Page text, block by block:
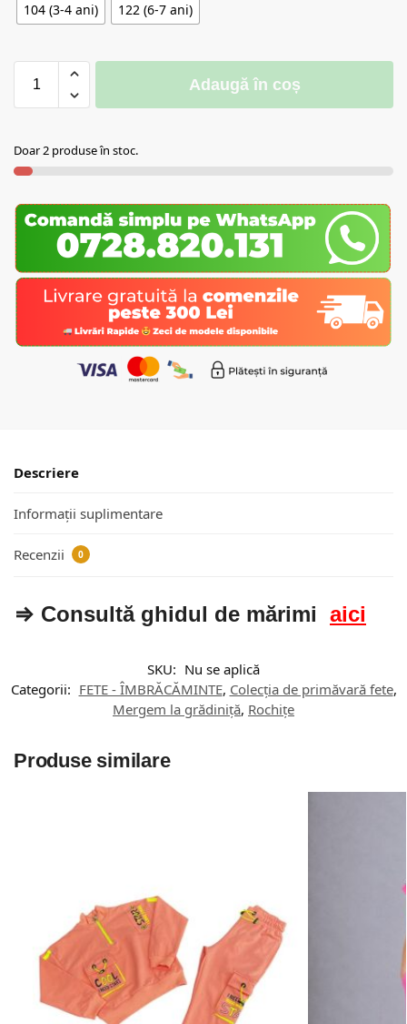
104 (3-4 ani)
122 (6-7 ani)
Adaugă în coș
Doar 2 produse în stoc.
Descriere
Informații suplimentare
Recenzii 0
⇒ Consultă ghidul de mărimi aici
SKU: Nu se aplică
Categorii: FETE - ÎMBRĂCĂMINTE, Colecția de primăvară fete,
Mergem la grădiniță, Rochițe
Produse similare